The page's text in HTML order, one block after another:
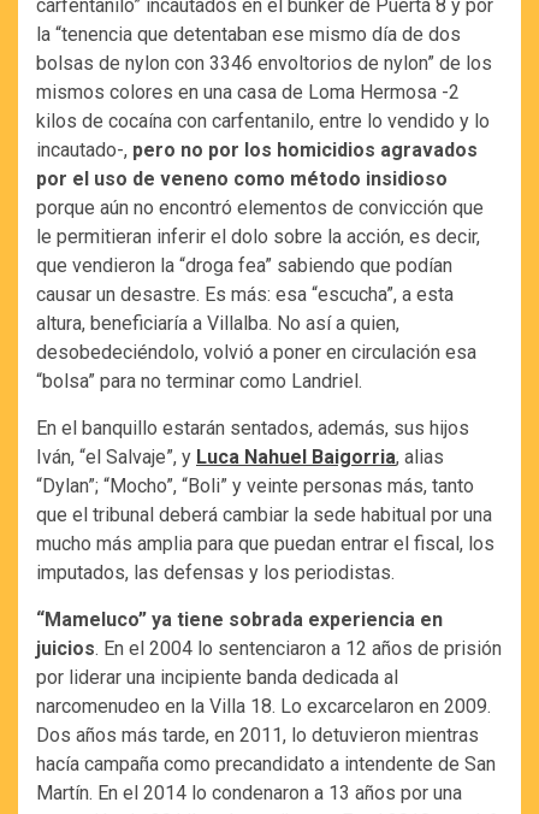
carfentanilo” incautados en el búnker de Puerta 8 y por
la “tenencia que detentaban ese mismo día de dos
bolsas de nylon con 3346 envoltorios de nylon” de los
mismos colores en una casa de Loma Hermosa -2
kilos de cocaína con carfentanilo, entre lo vendido y lo
incautado-, pero no por los homicidios agravados
por el uso de veneno como método insidioso
porque aún no encontró elementos de convicción que
le permitieran inferir el dolo sobre la acción, es decir,
que vendieron la “droga fea” sabiendo que podían
causar un desastre. Es más: esa “escucha”, a esta
altura, beneficiaría a Villalba. No así a quien,
desobedeciéndolo, volvió a poner en circulación esa
“bolsa” para no terminar como Landriel.
En el banquillo estarán sentados, además, sus hijos
Iván, “el Salvaje”, y Luca Nahuel Baigorria, alias
“Dylan”; “Mocho”, “Boli” y veinte personas más, tanto
que el tribunal deberá cambiar la sede habitual por una
mucho más amplia para que puedan entrar el fiscal, los
imputados, las defensas y los periodistas.
“Mameluco” ya tiene sobrada experiencia en
juicios. En el 2004 lo sentenciaron a 12 años de prisión
por liderar una incipiente banda dedicada al
narcomenudeo en la Villa 18. Lo excarcelaron en 2009.
Dos años más tarde, en 2011, lo detuvieron mientras
hacía campaña como precandidato a intendente de San
Martín. En el 2014 lo condenaron a 13 años por una